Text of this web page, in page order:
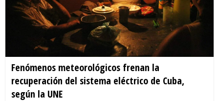
Fenómenos meteorológicos frenan la
recuperación del sistema eléctrico de Cuba,
según la UNE